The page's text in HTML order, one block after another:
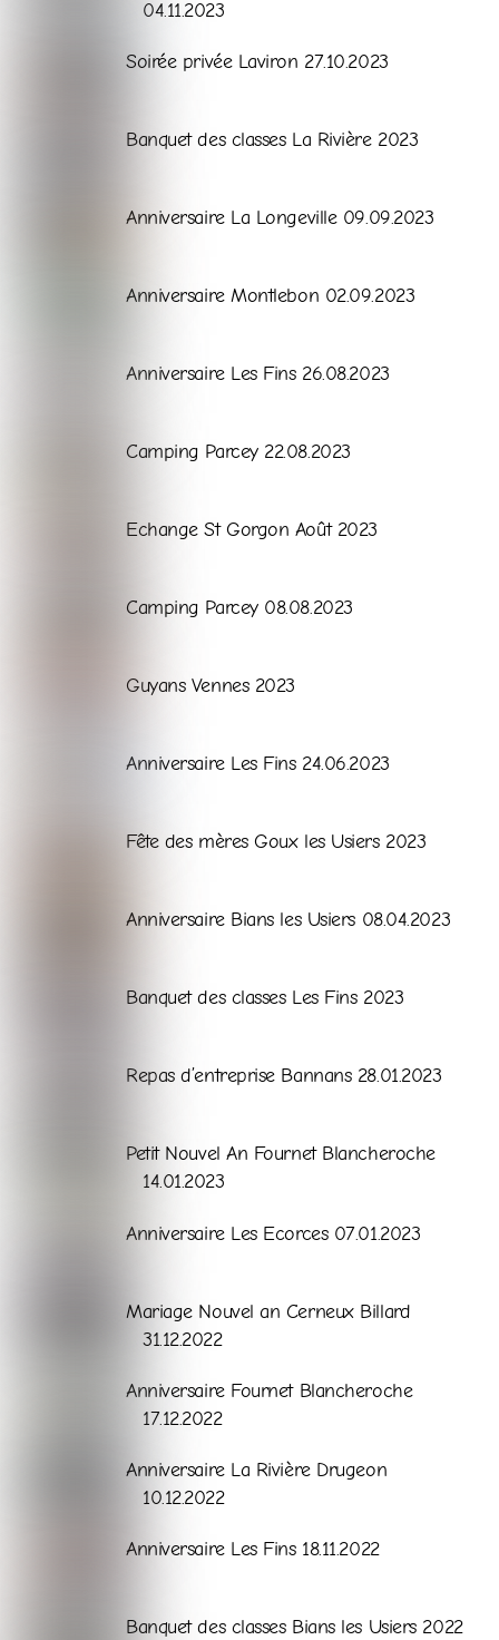
04.11.2023
Galerie
Soirée privée Laviron 27.10.2023
Galerie
Banquet des classes La Rivière 2023
Galerie
Anniversaire La Longeville 09.09.2023
Galerie
Anniversaire Montlebon 02.09.2023
Galerie
Anniversaire Les Fins 26.08.2023
Galerie
Camping Parcey 22.08.2023
Galerie
Echange St Gorgon Août 2023
Galerie
Camping Parcey 08.08.2023
Galerie
Guyans Vennes 2023
Galerie
Anniversaire Les Fins 24.06.2023
Galerie
Fête des mères Goux les Usiers 2023
Galerie
Anniversaire Bians les Usiers 08.04.2023
Galerie
Banquet des classes Les Fins 2023
Galerie
Repas d’entreprise Bannans 28.01.2023
Galerie
Petit Nouvel An Fournet Blancheroche
14.01.2023
Anniversaire Les Ecorces 07.01.2023
Mariage Nouvel an Cerneux Billard
31.12.2022
Galerie
Anniversaire Fournet Blancheroche
17.12.2022
Galerie
Anniversaire La Rivière Drugeon
10.12.2022
Galerie
Anniversaire Les Fins 18.11.2022
Galerie
Banquet des classes Bians les Usiers 2022